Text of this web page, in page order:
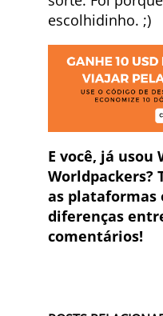
escolhidinho. ;)
E você, já usou
Worldpackers?
as plataformas
diferenças
comentários!